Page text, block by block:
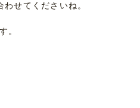
せてくださいね。
。